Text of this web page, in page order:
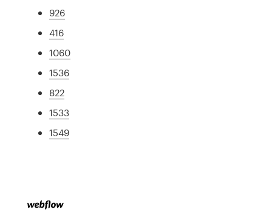
926
416
1060
1536
822
1533
1549